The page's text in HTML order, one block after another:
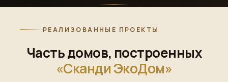
РЕАЛИЗОВАННЫЕ ПРОЕКТЫ
Часть домов, построенных
«Сканди ЭкоДом»